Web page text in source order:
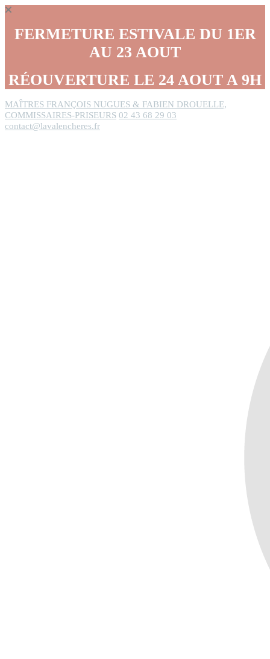
FERMETURE ESTIVALE DU 1ER
AU 23 AOUT
RÉOUVERTURE LE 24 AOUT A 9H
MAÎTRES FRANÇOIS NUGUES & FABIEN DROUELLE,
COMMISSAIRES-PRISEURS 02 43 68 29 03
contact@lavalencheres.fr
Panneau de gestion des cookies